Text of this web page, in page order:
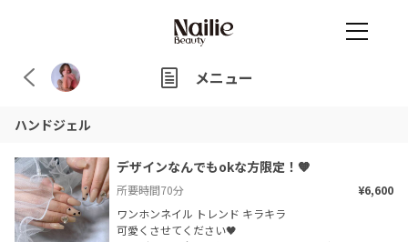
メニュー
ハンドジェル
デザインなんでもokな方限定！🧡
所要時間70分
¥6,600
ワンホンネイル トレンド キラキラ
可愛くさせてください🖤